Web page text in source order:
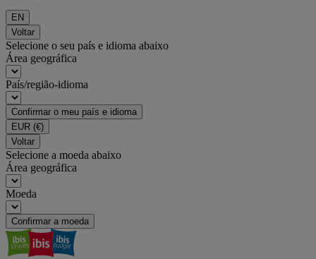
EN
Voltar
Selecione o seu país e idioma abaixo
Área geográfica
País/região-idioma
Confirmar o meu país e idioma
EUR (€)
Voltar
Selecione a moeda abaixo
Área geográfica
Moeda
Confirmar a moeda